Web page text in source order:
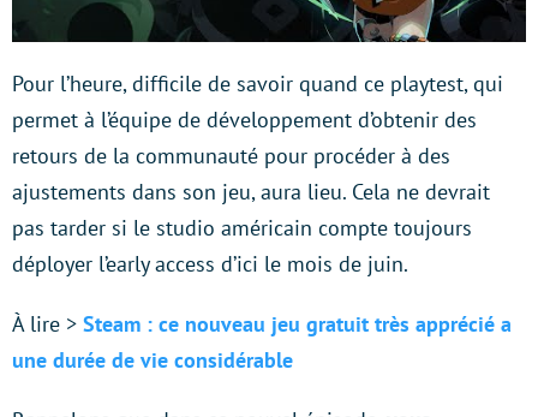
Pour l’heure, difficile de savoir quand ce playtest, qui
permet à l’équipe de développement d’obtenir des
retours de la communauté pour procéder à des
ajustements dans son jeu, aura lieu. Cela ne devrait
pas tarder si le studio américain compte toujours
déployer l’early access d’ici le mois de juin.
À lire > Steam : ce nouveau jeu gratuit très apprécié a
une durée de vie considérable